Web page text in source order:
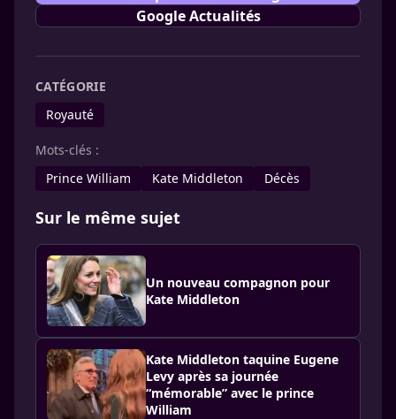
Google Actualités
CATÉGORIE
Royauté
Mots-clés :
Prince William
Kate Middleton Décès
Sur le même sujet
Un nouveau compagnon pour
Kate Middleton
Kate Middleton taquine Eugene
Levy après sa journée
“mémorable” avec le prince
William